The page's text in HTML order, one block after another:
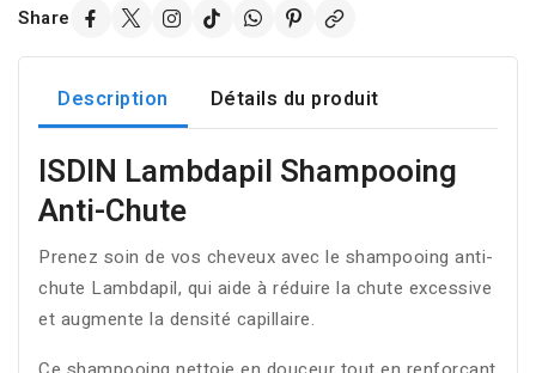
Share
Description Détails du produit
ISDIN Lambdapil Shampooing
Anti-Chute
Prenez soin de vos cheveux avec le shampooing anti-
chute Lambdapil, qui aide à réduire la chute excessive
et augmente la densité capillaire.